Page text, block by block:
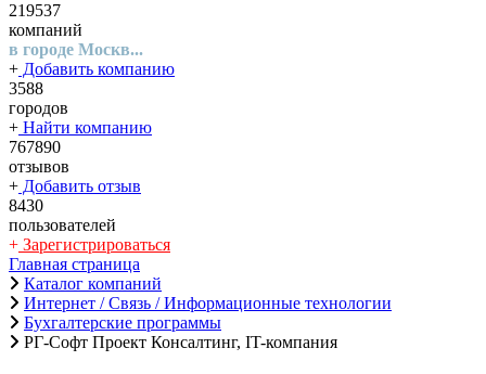
219537
компаний
в городе Москв...
+ Добавить компанию
3588
городов
+ Найти компанию
767890
отзывов
+ Добавить отзыв
8430
пользователей
+ Зарегистрироваться
Главная страница
Каталог компаний
Интернет / Связь / Информационные технологии
Бухгалтерские программы
РГ-Софт Проект Консалтинг, IT-компания